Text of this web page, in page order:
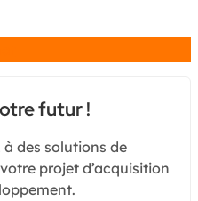
futur !
à des solutions de
projet d’acquisition